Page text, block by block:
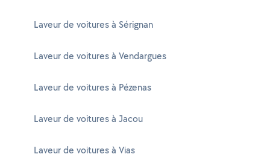
Laveur de voitures à Sérignan
Laveur de voitures à Vendargues
Laveur de voitures à Pézenas
Laveur de voitures à Jacou
Laveur de voitures à Vias